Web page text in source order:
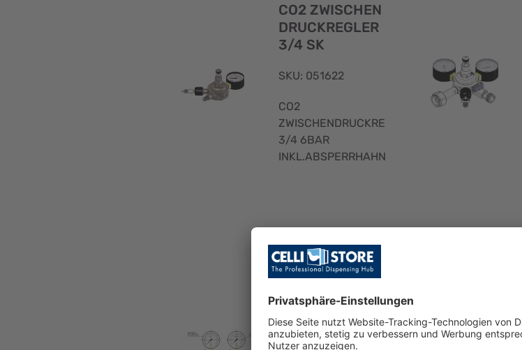
CO2 ZWISCHEN
DRUCKREGLER
3/4 SK
SKU: 051622
CO2
ZWISCHENDRUCKREGLER
3/4 6BAR
INKL.ABSPERRHAHN
DRUECKMINDE
RER MIT 2 LEIT
UNGEN 7/16